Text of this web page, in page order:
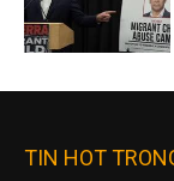
TIN HOT